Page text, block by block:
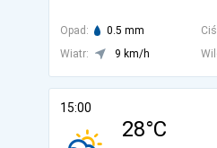
Opad: 0.5 mm
Wiatr:
9 km/h
15:00
28°C